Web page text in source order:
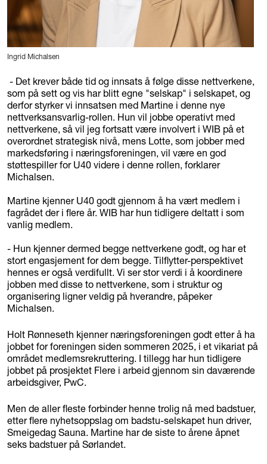
Ingrid Michalsen
- Det krever både tid og innsats å følge disse nettverkene,
som på sett og vis har blitt egne "selskap" i selskapet, og
derfor styrker vi innsatsen med Martine i denne nye
nettverksansvarlig-rollen. Hun vil jobbe operativt med
nettverkene, så vil jeg fortsatt være involvert i WIB på et
overordnet strategisk nivå, mens Lotte, som jobber med
markedsføring i næringsforeningen, vil være en god
støttespiller for U40 videre i denne rollen, forklarer
Michalsen.
Martine kjenner U40 godt gjennom å ha vært medlem i
fagrådet der i flere år. WIB har hun tidligere deltatt i som
vanlig medlem.
- Hun kjenner dermed begge nettverkene godt, og har et
stort engasjement for dem begge. Tilflytter-perspektivet
hennes er også verdifullt. Vi ser stor verdi i å koordinere
jobben med disse to nettverkene, som i struktur og
organisering ligner veldig på hverandre, påpeker
Michalsen.
Holt Rønneseth kjenner næringsforeningen godt etter å ha
jobbet for foreningen siden sommeren 2025, i et vikariat på
området medlemsrekruttering. I tillegg har hun tidligere
jobbet på prosjektet Flere i arbeid gjennom sin daværende
arbeidsgiver, PwC.
Men de aller fleste forbinder henne trolig nå med badstuer,
etter flere nyhetsoppslag om badstu-selskapet hun driver,
Smeigedag Sauna. Martine har de siste to årene åpnet
seks badstuer på Sørlandet.